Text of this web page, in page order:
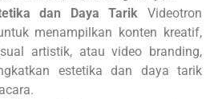
dan Daya Tarik Videotron
menampilkan konten kreatif,
artistik, atau video branding,
estetika dan daya tarik